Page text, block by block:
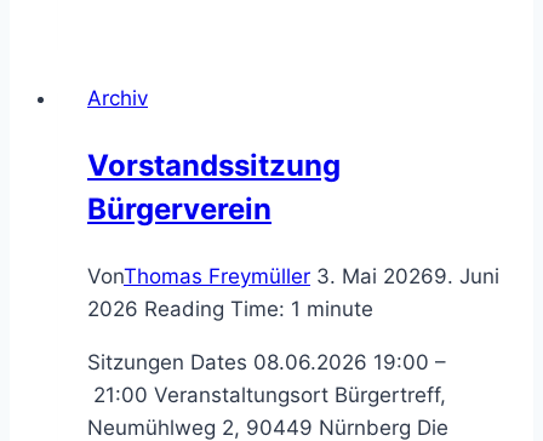
Archiv
Vorstandssitzung
Bürgerverein
VonThomas Freymüller 3. Mai 20269. Juni
2026 Reading Time: 1 minute
Sitzungen Dates 08.06.2026 19:00 –
21:00 Veranstaltungsort Bürgertreff,
Neumühlweg 2, 90449 Nürnberg Die